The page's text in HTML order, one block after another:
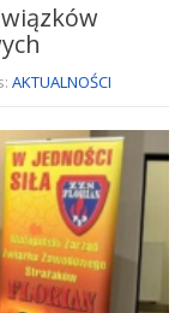
AKTUALNOŚCI